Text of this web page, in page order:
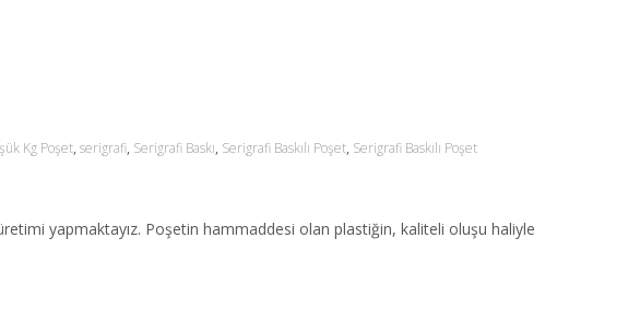
Kg Poşet, serigrafi, Serigrafi Baskı, Serigrafi Baskılı Poşet, Serigrafi Baskılı Poşet
yapmaktayız. Poşetin hammaddesi olan plastiğin, kaliteli oluşu haliyle